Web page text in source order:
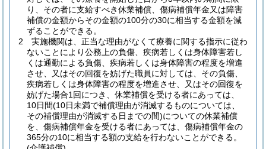
り、その者に支給すべき休業補償、傷病補償年金又は障害
補償の金額からその金額の100分の30に相当する金額を減
ずることができる。
2
実施機関は、正当な理由がなくて療養に関する指示に従わ
ないことにより公務上の負傷、疾病若しくは身体障害若し
くは通勤による負傷、疾病若しくは身体障害の程度を増進
させ、又はその回復を妨げた職員に対しては、その負傷、
疾病若しくは身体障害の程度を増進させ、又はその回復を
妨げた場合1回につき、休業補償を受ける者にあっては、
10日間(10日未満で補償理由が消滅するものについては、
その補償理由が消滅する日までの間)についての休業補償
を、傷病補償年金を受ける者にあっては、傷病補償年金の
365分の10に相当する額の支給を行わないことができる。